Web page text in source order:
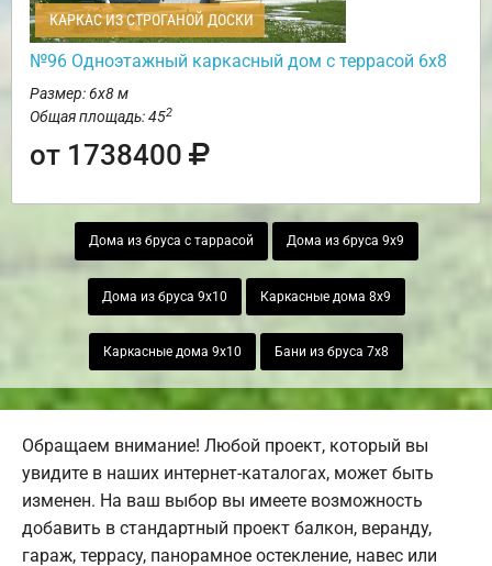
КАРКАС ИЗ СТРОГАНОЙ ДОСКИ
№96 Одноэтажный каркасный дом с террасой 6х8
Размер: 6х8 м
Общая площадь: 452
от 1738400
Дома из бруса с таррасой Дома из бруса 9х9
Дома из бруса 9х10 Каркасные дома 8х9
Каркасные дома 9х10 Бани из бруса 7х8
Обращаем внимание! Любой проект, который вы
увидите в наших интернет-каталогах, может быть
изменен. На ваш выбор вы имеете возможность
добавить в стандартный проект балкон, веранду,
гараж, террасу, панорамное остекление, навес или